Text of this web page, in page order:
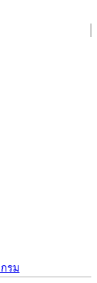
รม